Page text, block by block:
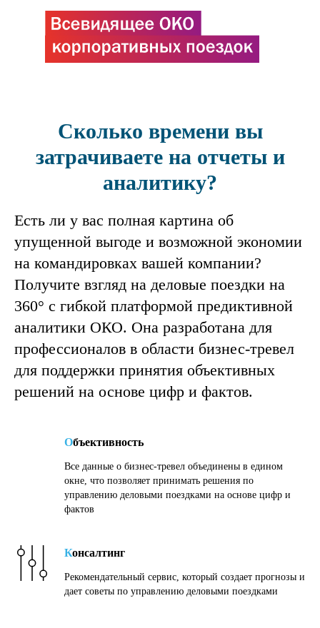
Сколько времени вы
затрачиваете на отчеты и
аналитику?
Есть ли у вас полная картина об
упущенной выгоде и возможной экономии
на командировках вашей компании?
Получите взгляд на деловые поездки на
360° с гибкой платформой предиктивной
аналитики ОКО. Она разработана для
профессионалов в области бизнес-тревел
для поддержки принятия объективных
решений на основе цифр и фактов.
Объективность
Все данные о бизнес-тревел объединены в едином
окне, что позволяет принимать решения по
управлению деловыми поездками на основе цифр и
фактов
Консалтинг
Рекомендательный сервис, который создает прогнозы и
дает советы по управлению деловыми поездками